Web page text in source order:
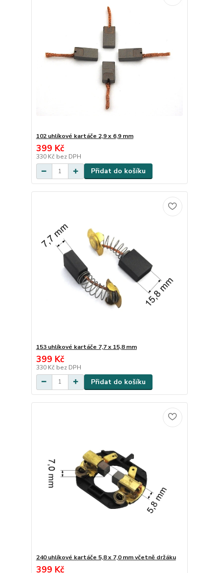
102 uhlíkové kartáče 2,9 x 6,9 mm
399 Kč
330 Kč bez DPH
Přidat do košíku
153 uhlíkové kartáče 7,7 x 15,8 mm
399 Kč
330 Kč bez DPH
Přidat do košíku
240 uhlíkové kartáče 5,8 x 7,0 mm včetně držáku
399 Kč